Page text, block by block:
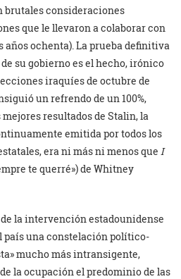
brutales consideraciones
que le llevaron a colaborar con
años ochenta). La prueba definitiva
su gobierno es el hecho, irónico
iraquíes de octubre de
un refrendo de un 100%,
mejores resultados de Stalin, la
emitida por todos los
era ni más ni menos que I
te querré») de Whitney
la intervención estadounidense
país una constelación político-
mucho más intransigente,
la ocupación el predominio de las